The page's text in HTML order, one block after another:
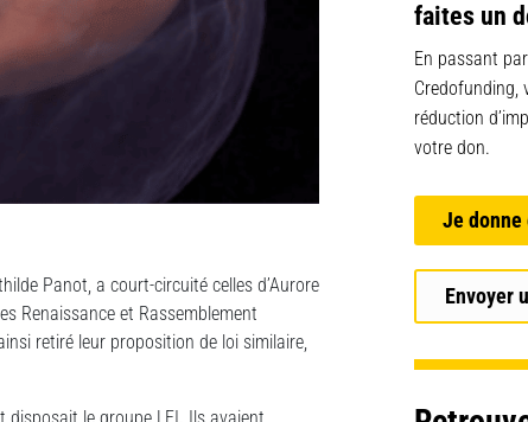
Panot, a court-circuité celles d’Aurore
Renaissance et Rassemblement
retiré leur proposition de loi similaire,
faites un
En passant
Credofunding,
réduction
votre don.
Je
Envoyer